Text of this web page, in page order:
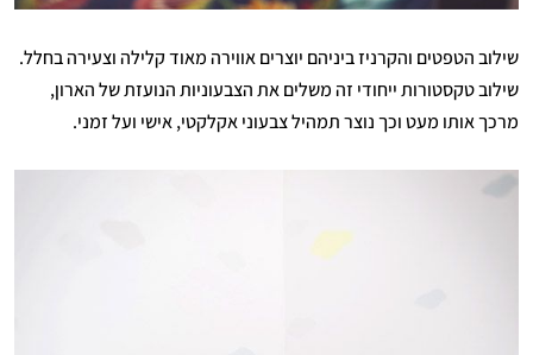
שילוב הטפטים והקרניז ביניהם יוצרים אווירה מאוד קלילה וצעירה בחלל.
שילוב טקסטורות ייחודי זה משלים את הצבעוניות הנועזת של הארון,
מרכך אותו מעט וכך נוצר תמהיל צבעוני אקלקטי, אישי ועל זמני.